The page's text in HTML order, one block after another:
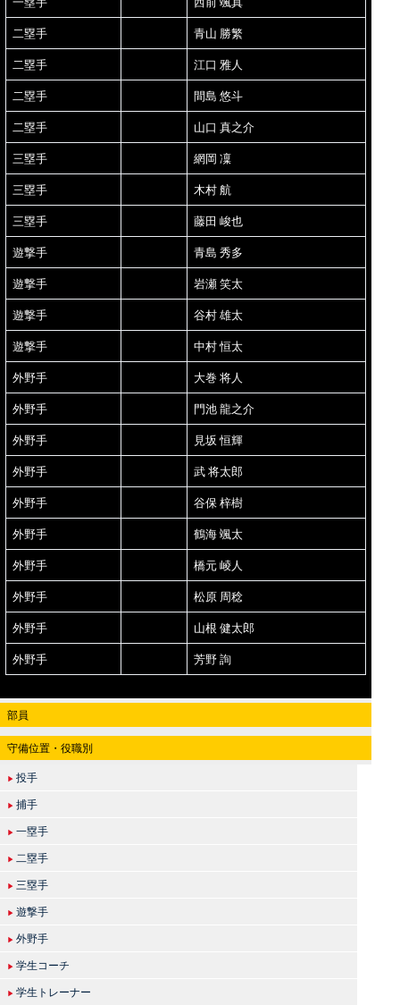
二塁手 青山 勝繁
二塁手 江口 雅人
二塁手 間島 悠斗
二塁手 山口 真之介
三塁手 網岡 凜
三塁手 木村 航
三塁手 藤田 峻也
遊撃手 青島 秀多
遊撃手 岩瀬 笑太
遊撃手 谷村 雄太
遊撃手 中村 恒太
外野手 大巻 将人
外野手 門池 龍之介
外野手 見坂 恒輝
外野手 武 将太郎
外野手 谷保 梓樹
外野手 鶴海 颯太
外野手 橋元 崚人
外野手 松原 周稔
外野手 山根 健太郎
外野手 芳野 詢
部員
守備位置・役職別
▶ 投手
▶ 捕手
▶ 一塁手
▶ 二塁手
▶ 三塁手
▶ 遊撃手
▶ 外野手
▶ 学生コーチ
▶ 学生トレーナー